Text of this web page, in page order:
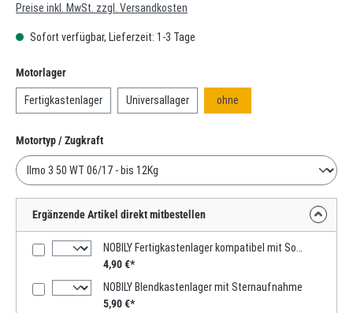
Preise inkl. MwSt. zzgl. Versandkosten
Sofort verfügbar, Lieferzeit: 1-3 Tage
Motorlagerauswählen
Fertigkastenlager Universallager ohne
Motortyp / Zugkraftauswählen
Ergänzende Artikel direkt mitbestellen
4,90 €*
NOBILY Blendkastenlager mit Sternaufnahme
5,90 €*